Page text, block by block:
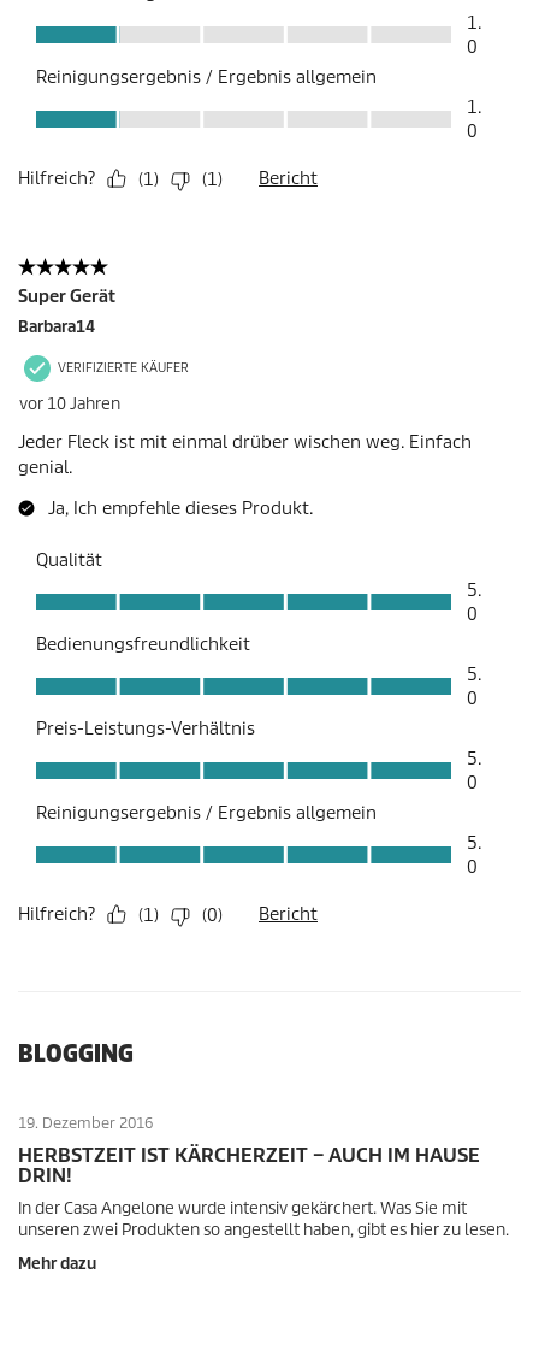
BLOGGING
19. Dezember 2016
HERBSTZEIT IST KÄRCHERZEIT – AUCH IM HAUSE
DRIN!
In der Casa Angelone wurde intensiv gekärchert. Was Sie mit
unseren zwei Produkten so angestellt haben, gibt es hier zu lesen.
Mehr dazu